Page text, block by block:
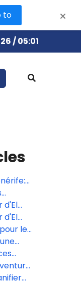
/ 05:01
plage
avec
d'El
d'El
le
à
to